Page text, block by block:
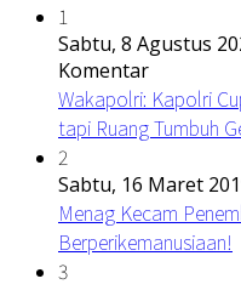
1
Sabtu, 8 Agustus
Komentar
Wakapolri: Kapolri
tapi Ruang Tumbuh
2
Sabtu, 16 Maret
Menag Kecam
Berperikemanusiaan!
3